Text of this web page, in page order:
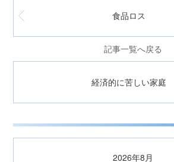
食品ロス
記事一覧へ戻る
経済的に苦しい家庭
2026年8月